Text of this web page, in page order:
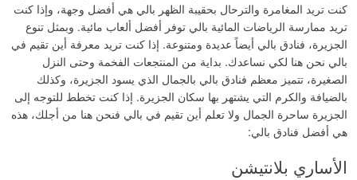
كنت تريد المغامرة والترحال بحقيبة الظهر بالي هي أفضل وجهة، وإذا كنت
تريد ممارسة الرياضات المائية بالي توفر أفضل ألعاب مائية. وبمثل تنوع
الجزيرة، فنادق بالي أيضاً عديدة ومتنوعة. إذا كنت تريد معرفة أين تقيم في
بالي نحن هنا لكي نساعدك. بداية من المنتجعات الفخمة وحتى النزل
الصغيرة، تتميز معظم فنادق بالي بالجمال الذي يسود الجزيرة، وكذلك
بالضيافة والكرم التي يشتهر بها سكان الجزيرة. إذا كنت تخطط للتوجه إلى
الجزيرة ساحرة الجمال ولا تعلم أين تقيم في بالي فنحن هنا من أجلك، هذه
هي أفضل فنادق بالي:
الأساري بلانتيشن